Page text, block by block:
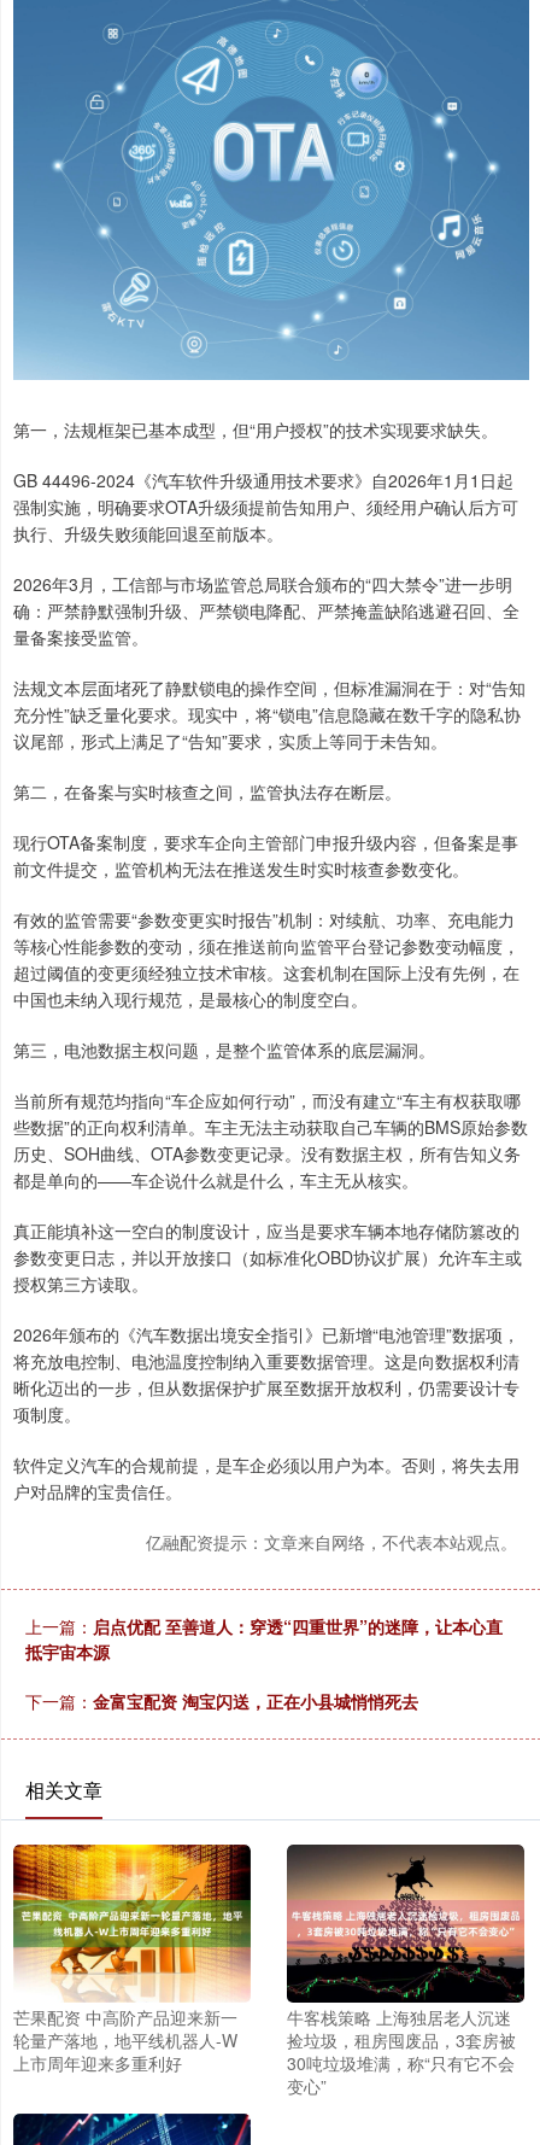
第一，法规框架已基本成型，但“用户授权”的技术实现要求缺失。
GB 44496-2024《汽车软件升级通用技术要求》自2026年1月1日起
强制实施，明确要求OTA升级须提前告知用户、须经用户确认后方可
执行、升级失败须能回退至前版本。
2026年3月，工信部与市场监管总局联合颁布的“四大禁令”进一步明
确：严禁静默强制升级、严禁锁电降配、严禁掩盖缺陷逃避召回、全
量备案接受监管。
法规文本层面堵死了静默锁电的操作空间，但标准漏洞在于：对“告知
充分性”缺乏量化要求。现实中，将“锁电”信息隐藏在数千字的隐私协
议尾部，形式上满足了“告知”要求，实质上等同于未告知。
第二，在备案与实时核查之间，监管执法存在断层。
现行OTA备案制度，要求车企向主管部门申报升级内容，但备案是事
前文件提交，监管机构无法在推送发生时实时核查参数变化。
有效的监管需要“参数变更实时报告”机制：对续航、功率、充电能力
等核心性能参数的变动，须在推送前向监管平台登记参数变动幅度，
超过阈值的变更须经独立技术审核。这套机制在国际上没有先例，在
中国也未纳入现行规范，是最核心的制度空白。
第三，电池数据主权问题，是整个监管体系的底层漏洞。
当前所有规范均指向“车企应如何行动”，而没有建立“车主有权获取哪
些数据”的正向权利清单。车主无法主动获取自己车辆的BMS原始参数
历史、SOH曲线、OTA参数变更记录。没有数据主权，所有告知义务
都是单向的——车企说什么就是什么，车主无从核实。
真正能填补这一空白的制度设计，应当是要求车辆本地存储防篡改的
参数变更日志，并以开放接口（如标准化OBD协议扩展）允许车主或
授权第三方读取。
2026年颁布的《汽车数据出境安全指引》已新增“电池管理”数据项，
将充放电控制、电池温度控制纳入重要数据管理。这是向数据权利清
晰化迈出的一步，但从数据保护扩展至数据开放权利，仍需要设计专
项制度。
软件定义汽车的合规前提，是车企必须以用户为本。否则，将失去用
户对品牌的宝贵信任。
亿融配资提示：文章来自网络，不代表本站观点。
上一篇： 启点优配 至善道人：穿透“四重世界”的迷障，让本心直
抵宇宙本源
下一篇： 金富宝配资 淘宝闪送，正在小县城悄悄死去
相关文章
芒果配资 中高阶产品迎来新一
轮量产落地，地平线机器人-W
上市周年迎来多重利好
牛客栈策略 上海独居老人沉迷
捡垃圾，租房囤废品，3套房被
30吨垃圾堆满，称“只有它不会
变心”